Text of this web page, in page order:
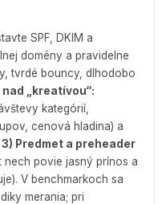
SPF, DKIM a
domény a pravidelne
tvrdé bouncy, dlhodobo
„kreatívou“:
kategórií,
cenová hladina) a
3) Predmet a preheader
nech povie jasný prínos a
V benchmarkoch sa
merania; pri